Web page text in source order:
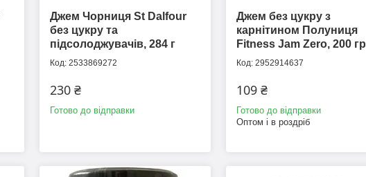
Джем Чорниця St Dalfour
без цукру та
підсолоджувачів, 284 г
2533869272
230 ₴
Готово до відправки
Джем без цукру з
карнітином Полуниця
Fitness Jam Zero, 200 гр
2952914637
109 ₴
Готово до відправки
Оптом і в роздріб